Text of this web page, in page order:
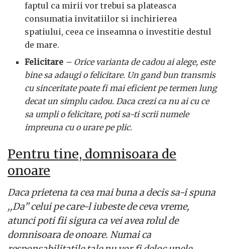
faptul ca mirii vor trebui sa plateasca
consumatia invitatiilor si inchirierea
spatiului, ceea ce inseamna o investitie destul
de mare.
Felicitare – Orice varianta de cadou ai alege, este
bine sa adaugi o felicitare. Un gand bun transmis
cu sinceritate poate fi mai eficient pe termen lung
decat un simplu cadou. Daca crezi ca nu ai cu ce
sa umpli o felicitare, poti sa-ti scrii numele
impreuna cu o urare pe plic.
Pentru tine, domnisoara de
onoare
Daca prietena ta cea mai buna a decis sa-i spuna
,,Da’’ celui pe care-l iubeste de ceva vreme,
atunci poti fii sigura ca vei avea rolul de
domnisoara de onoare. Numai ca